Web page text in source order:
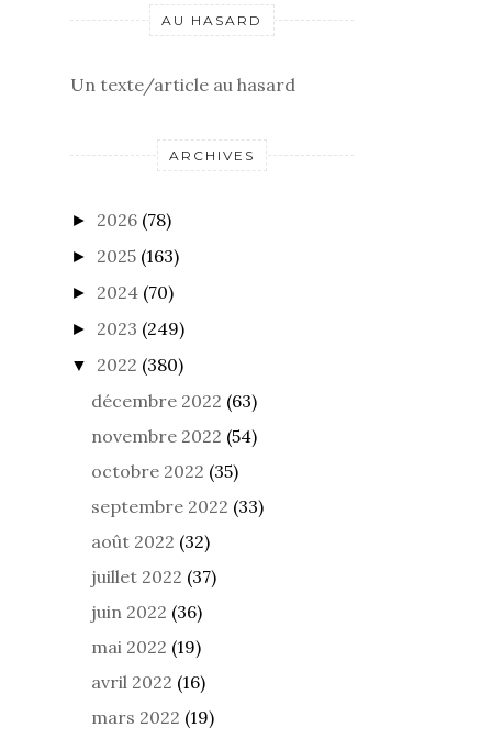
AU HASARD
Un texte/article au hasard
ARCHIVES
► 2026 (78)
► 2025 (163)
► 2024 (70)
► 2023 (249)
▼ 2022 (380)
décembre 2022 (63)
novembre 2022 (54)
octobre 2022 (35)
septembre 2022 (33)
août 2022 (32)
juillet 2022 (37)
juin 2022 (36)
mai 2022 (19)
avril 2022 (16)
mars 2022 (19)